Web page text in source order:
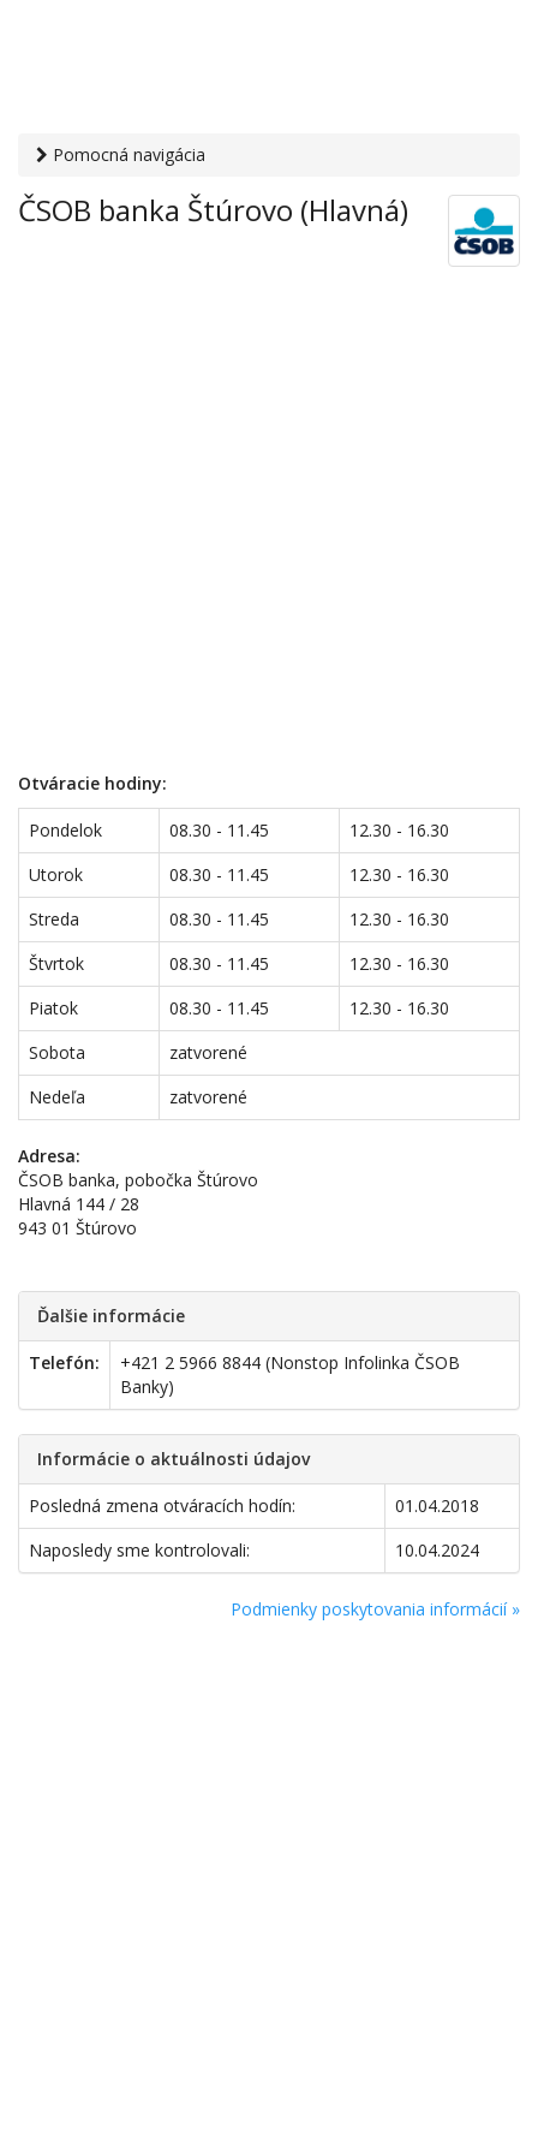
Pomocná navigácia
banka Štúrovo (Hlavná)
ČSOB banka Štúrovo (Hlavná)
Otváracie hodiny:
Pondelok 08.30 - 11.45
12.30 - 16.30
Utorok
08.30 - 11.45
12.30 - 16.30
Streda
08.30 - 11.45
12.30 - 16.30
Štvrtok
08.30 - 11.45
12.30 - 16.30
Piatok
08.30 - 11.45
12.30 - 16.30
Sobota
zatvorené
Nedeľa
zatvorené
Adresa:
ČSOB banka, pobočka Štúrovo
Hlavná 144 / 28
943 01 Štúrovo
Ďalšie informácie
Telefón:
+421 2 5966 8844 (Nonstop Infolinka ČSOB
Banky)
Informácie o aktuálnosti údajov
Posledná zmena otváracích hodín:
01.04.2018
Naposledy sme kontrolovali:
10.04.2024
Podmienky poskytovania informácií »